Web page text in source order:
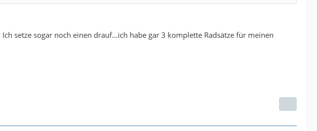
setze sogar noch einen drauf...ich habe gar 3 komplette Radsätze für meinen